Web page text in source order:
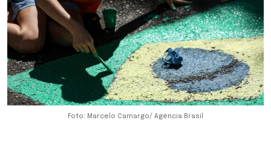
Foto: Marcelo Camargo/ Agência Brasil